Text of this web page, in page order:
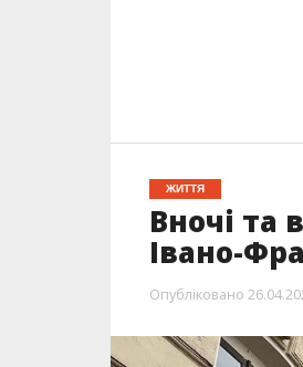
ЖИТТЯ
Вночі та
Івано-
Опубліковано